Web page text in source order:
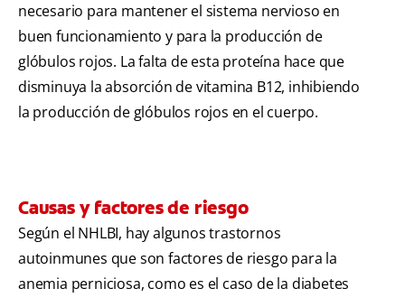
necesario para mantener el sistema nervioso en
buen funcionamiento y para la producción de
glóbulos rojos. La falta de esta proteína hace que
disminuya la absorción de vitamina B12, inhibiendo
la producción de glóbulos rojos en el cuerpo.
Causas y factores de riesgo
Según el NHLBI, hay algunos trastornos
autoinmunes que son factores de riesgo para la
anemia perniciosa, como es el caso de la diabetes